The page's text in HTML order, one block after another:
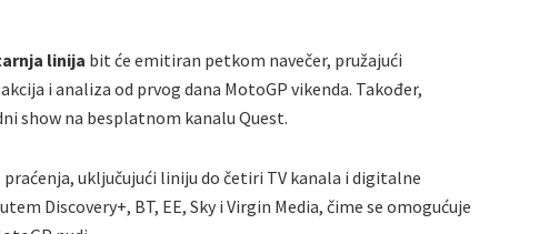
linija bit će emitiran petkom navečer, pružajući
i analiza od prvog dana MotoGP vikenda. Također,
show na besplatnom kanalu Quest.
uključujući liniju do četiri TV kanala i digitalne
Discovery+, BT, EE, Sky i Virgin Media, čime se omogućuje